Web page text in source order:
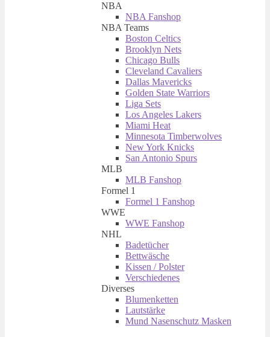
NBA
NBA Fanshop
NBA Teams
Boston Celtics
Brooklyn Nets
Chicago Bulls
Cleveland Cavaliers
Dallas Mavericks
Golden State Warriors
Liga Sets
Los Angeles Lakers
Miami Heat
Minnesota Timberwolves
New York Knicks
San Antonio Spurs
MLB
MLB Fanshop
Formel 1
Formel 1 Fanshop
WWE
WWE Fanshop
NHL
Badetücher
Bettwäsche
Kissen / Polster
Verschiedenes
Diverses
Blumenketten
Lautstärke
Mund Nasenschutz Masken